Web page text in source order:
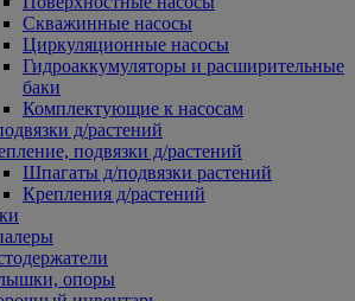
Скважинные насосы
Циркуляционные насосы
Гидроаккумуляторы и расширительные
баки
Комплектующие к насосам
д/растений
подвязки д/растений
Шпагаты д/подвязки растений
Крепления д/растений
опоры